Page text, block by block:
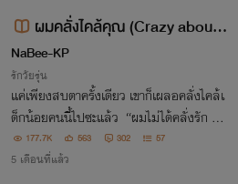
ผมคลั่งไคล้คุณ (Crazy about y
ou)
NaBee-KP
รักวัยรุ่น
แค่เพียงสบตาครั้งเดียว เขาก็เผลอคลั่งไคล้เ
ด็กน้อยคนนี้ไปซะแล้ว “ผมไม่ได้คลั่งรัก แต่
ผมแค่คลั่งคุณ”
177.7K 563 302 57
5 เดือนที่แล้ว